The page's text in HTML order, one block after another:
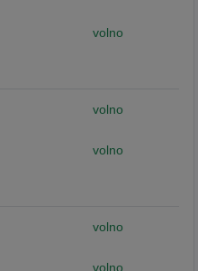
volno
volno
volno
volno
volno